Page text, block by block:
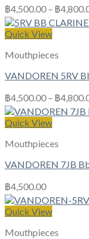
฿4,500.00 – ฿
Quick View
Mouthpieces
VANDOREN 5RV
฿4,500.00 – ฿
Quick View
Mouthpieces
VANDOREN 7JB
฿4,500.00
Quick View
Mouthpieces